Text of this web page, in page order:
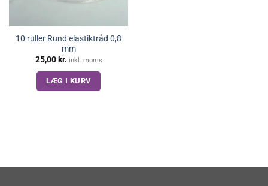
10 ruller Rund elastiktråd 0,8
mm
25,00 kr. inkl. moms
LÆG I KURV